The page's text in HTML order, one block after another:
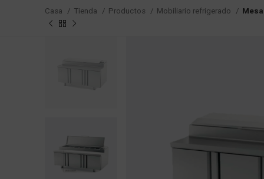
Casa Tienda Productos Mobiliario refrigerado